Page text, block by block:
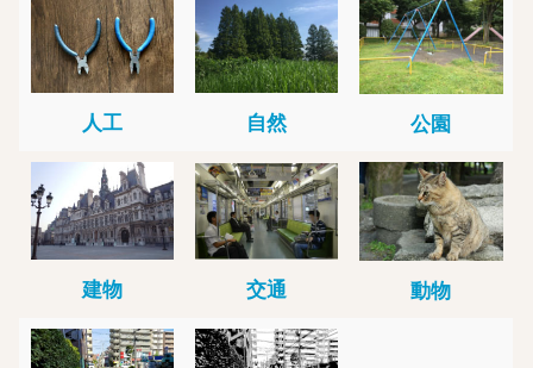
人工 自然 公園
建物 交通 動物